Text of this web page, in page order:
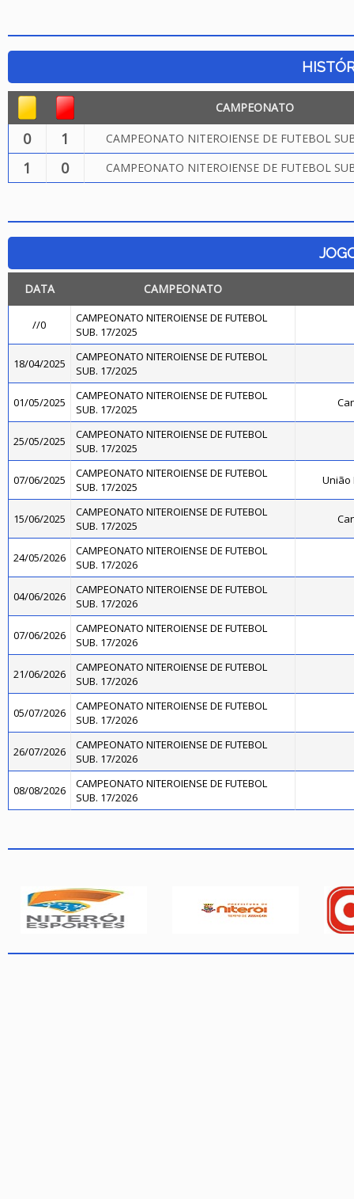
CAMPEONATO
0 1 CAMPEONATO NITEROIENSE DE FUTEBOL
1 0 CAMPEONATO NITEROIENSE DE FUTEBOL
DATA CAMPEONATO
//0
CAMPEONATO NITEROIENSE DE FUTEBOL
SUB. 17/2025
18/04/2025
CAMPEONATO NITEROIENSE DE FUTEBOL
SUB. 17/2025
01/05/2025
CAMPEONATO NITEROIENSE DE FUTEBOL
SUB. 17/2025
25/05/2025
CAMPEONATO NITEROIENSE DE FUTEBOL
SUB. 17/2025
07/06/2025
CAMPEONATO NITEROIENSE DE FUTEBOL
SUB. 17/2025
União
15/06/2025
CAMPEONATO NITEROIENSE DE FUTEBOL
SUB. 17/2025
24/05/2026
CAMPEONATO NITEROIENSE DE FUTEBOL
SUB. 17/2026
04/06/2026
CAMPEONATO NITEROIENSE DE FUTEBOL
SUB. 17/2026
07/06/2026
CAMPEONATO NITEROIENSE DE FUTEBOL
SUB. 17/2026
21/06/2026
CAMPEONATO NITEROIENSE DE FUTEBOL
SUB. 17/2026
05/07/2026
CAMPEONATO NITEROIENSE DE FUTEBOL
SUB. 17/2026
26/07/2026
CAMPEONATO NITEROIENSE DE FUTEBOL
SUB. 17/2026
08/08/2026
CAMPEONATO NITEROIENSE DE FUTEBOL
SUB. 17/2026